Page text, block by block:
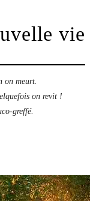
vie
on meurt.
on revit !
greffé.